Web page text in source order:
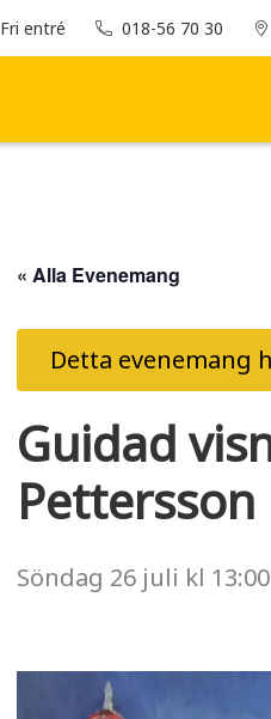
Fri entré 018-56 70 30
« Alla Evenemang
Detta evenemang
Guidad
Pettersson
Söndag 26 juli kl 13:00